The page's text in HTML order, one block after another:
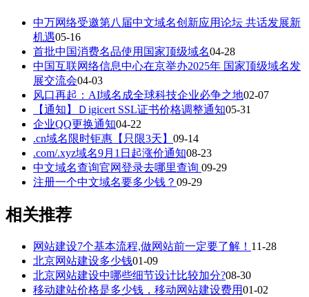
中万网络受邀第八届中文域名创新应用论坛 共话发展新
机遇05-16
首批中国消费名品使用国家顶级域名04-28
中国互联网络信息中心在京举办2025年 国家顶级域名发
展交流会04-03
风口再起：AI域名成全球科技企业必争之地02-07
【通知】Ｄigicert SSL证书价格调整通知05-31
企业QQ更换通知04-22
.cn域名限时钜惠【只限3天】 09-14
.com/.xyz域名9月1日起涨价通知08-23
中文域名查询官网登录去哪里查询 09-29
注册一个中文域名要多少钱？ 09-29
相关推荐
网站建设7个基本流程,做网站前一定要了解！ 11-28
北京网站建设多少钱01-09
北京网站建设中哪些细节设计比较加分?08-30
移动建站价格是多少钱，移动网站建设费用01-02